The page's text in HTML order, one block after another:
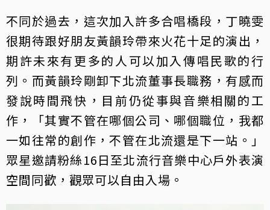
不同於過去，這次加入許多合唱橋段，丁曉雯
很期待跟好朋友黃韻玲帶來火花十足的演出，
期許未來有更多的人可以加入傳唱民歌的行
列。而黃韻玲剛卸下北流董事長職務，有感而
發說時間飛快，目前仍從事與音樂相關的工
作，「其實不管在哪個公司、哪個職位，我都
一如往常的創作，不管在北流還是下一站。」
眾星邀請粉絲16日至北流行音樂中心戶外表演
空間同歡，觀眾可以自由入場。